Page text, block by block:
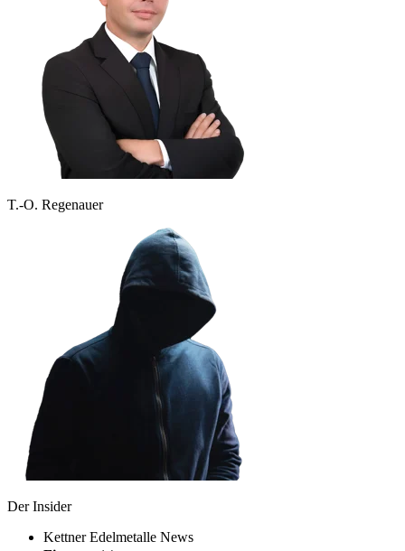
T.-O. Regenauer
Der Insider
Kettner Edelmetalle News